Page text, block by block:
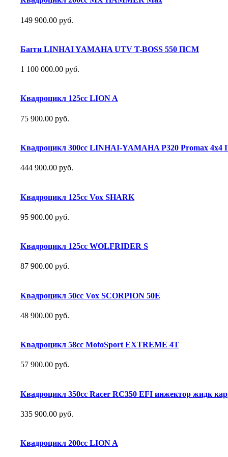
149 900.00 руб.
Багги LINHAI YAMAHA UTV T-BOSS 550 ПСМ
1 100 000.00 руб.
Квадроцикл 125сс LION A
75 900.00 руб.
Квадроцикл 300сс LINHAI-YAMAHA P320 Promax
444 900.00 руб.
Квадроцикл 125сс Vox SHARK
95 900.00 руб.
Квадроцикл 125сс WOLFRIDER S
87 900.00 руб.
Квадроцикл 50сс Vox SCORPION 50E
48 900.00 руб.
Квадроцикл 58сс MotoSport EXTREME 4Т
57 900.00 руб.
Квадроцикл 350сс Racer RC350 EFI инжектор жидк
335 900.00 руб.
Квадроцикл 200сс LION A